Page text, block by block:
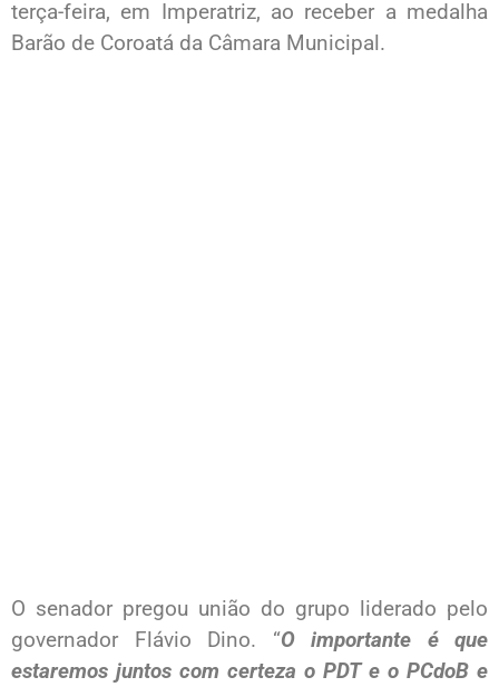
terça-feira, em Imperatriz, ao receber a medalha
Barão de Coroatá da Câmara Municipal.
O senador pregou união do grupo liderado pelo
governador Flávio Dino. “O importante é que
estaremos juntos com certeza o PDT e o PCdoB e